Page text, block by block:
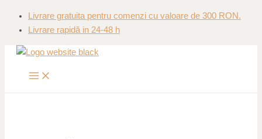
content
Livrare gratuita pentru comenzi cu valoare de 300 RON.
Livrare rapidă in 24-48 h